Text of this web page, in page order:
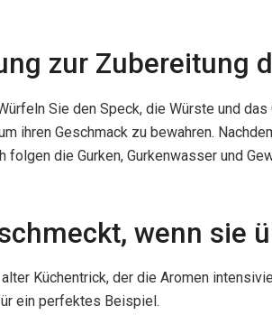
zur Zubereitung
Sie den Speck, die Würste und
ihren Geschmack zu bewahren.
folgen die Gurken, Gurkenwasser und
wenn sie
Küchentrick, der die Aromen
ein perfektes Beispiel.